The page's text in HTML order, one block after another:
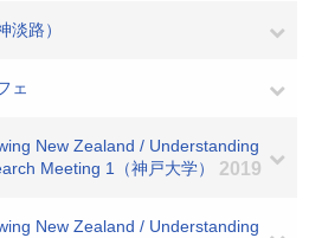
淡路）
ェ
New Zealand / Understanding
Meeting 1（神戸大学）
2019
New Zealand / Understanding